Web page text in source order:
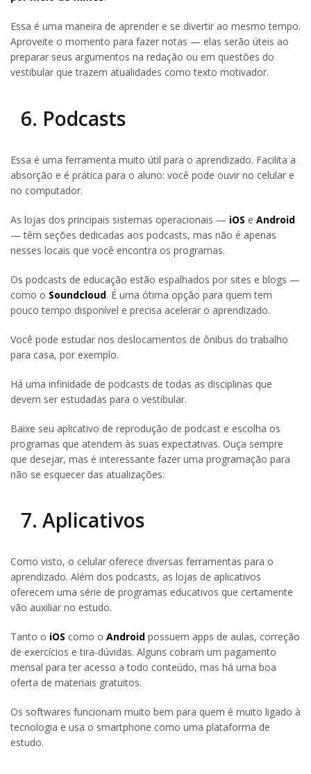
Essa é uma maneira de aprender e se divertir ao mesmo tempo.
Aproveite o momento para fazer notas — elas serão úteis ao
preparar seus argumentos na redação ou em questões do
vestibular que trazem atualidades como texto motivador.
6. Podcasts
Essa é uma ferramenta muito útil para o aprendizado. Facilita a
absorção e é prática para o aluno: você pode ouvir no celular e
no computador.
As lojas dos principais sistemas operacionais — iOS e Android
— têm seções dedicadas aos podcasts, mas não é apenas
nesses locais que você encontra os programas.
Os podcasts de educação estão espalhados por sites e blogs —
como o Soundcloud. É uma ótima opção para quem tem
pouco tempo disponível e precisa acelerar o aprendizado.
Você pode estudar nos deslocamentos de ônibus do trabalho
para casa, por exemplo.
Há uma infinidade de podcasts de todas as disciplinas que
devem ser estudadas para o vestibular.
Baixe seu aplicativo de reprodução de podcast e escolha os
programas que atendem às suas expectativas. Ouça sempre
que desejar, mas é interessante fazer uma programação para
não se esquecer das atualizações.
7. Aplicativos
Como visto, o celular oferece diversas ferramentas para o
aprendizado. Além dos podcasts, as lojas de aplicativos
oferecem uma série de programas educativos que certamente
vão auxiliar no estudo.
Tanto o iOS como o Android possuem apps de aulas, correção
de exercícios e tira-dúvidas. Alguns cobram um pagamento
mensal para ter acesso a todo conteúdo, mas há uma boa
oferta de materiais gratuitos.
Os softwares funcionam muito bem para quem é muito ligado à
tecnologia e usa o smartphone como uma plataforma de
estudo.